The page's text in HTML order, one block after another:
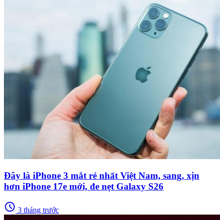
Đây là iPhone 3 mắt rẻ nhất Việt Nam, sang, xịn
hơn iPhone 17e mới, đe nẹt Galaxy S26
schedule 3 tháng trước